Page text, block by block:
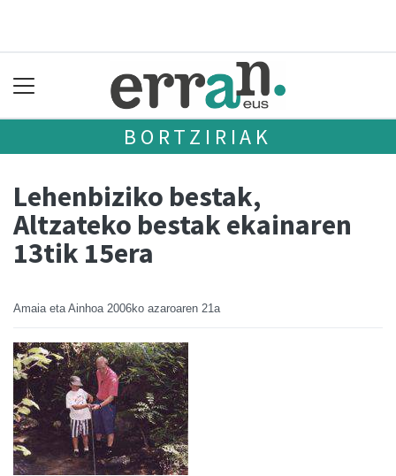
BORTZIRIAK
Lehenbiziko bestak,
Altzateko bestak ekainaren
13tik 15era
Amaia eta Ainhoa 2006ko azaroaren 21a